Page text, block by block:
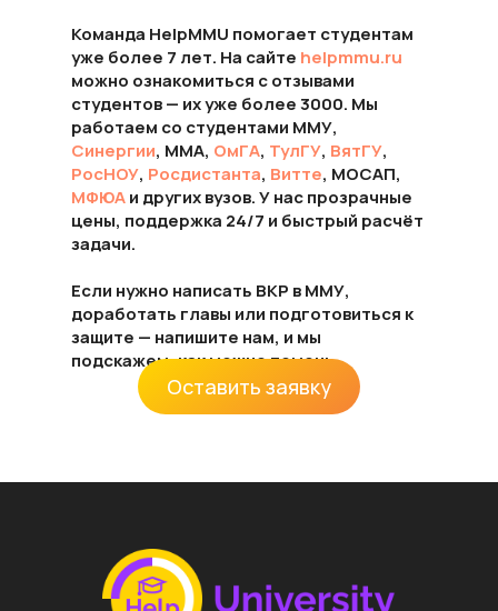
Команда HelpMMU помогает студентам
уже более 7 лет. На сайте helpmmu.ru
можно ознакомиться с отзывами
студентов — их уже более 3000. Мы
работаем со студентами ММУ,
Синергии, ММА, ОмГА, ТулГУ, ВятГУ,
РосНОУ, Росдистанта, Витте, МОСАП,
МФЮАи других вузов. У нас прозрачные
цены, поддержка 24/7 и быстрый расчёт
задачи.
Если нужно написать ВКР в ММУ,
доработать главы или подготовиться к
защите — напишите нам, и мы
подскажем, как можно помочь.
Оставить заявку